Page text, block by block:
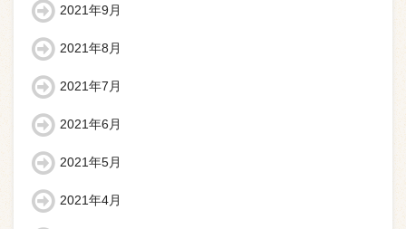
2021年9月
2021年8月
2021年7月
2021年6月
2021年5月
2021年4月